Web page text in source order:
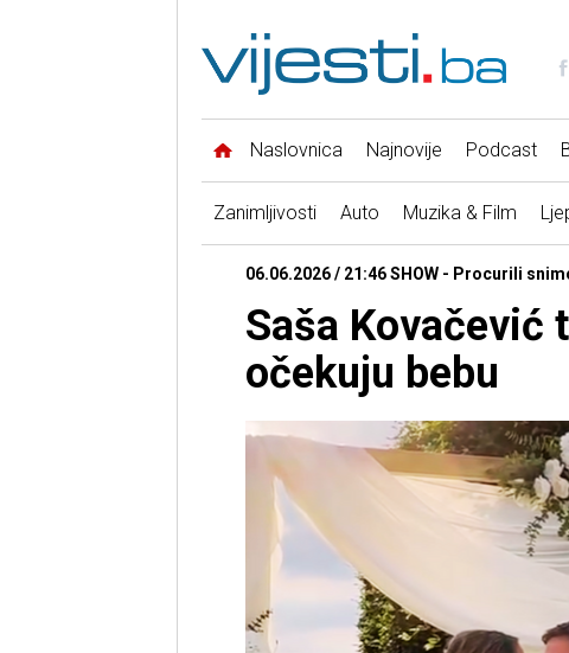
Naslovnica Najnovije Podcast
Zanimljivosti Auto Muzika & Film
06.06.2026 / 21:46 SHOW - Procurili
Saša Kovačević
očekuju bebu